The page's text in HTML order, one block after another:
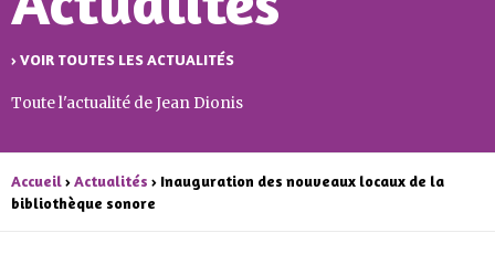
› VOIR TOUTES LES ACTUALITÉS
Toute l'actualité de Jean Dionis
Accueil›Actualités › Inauguration des nouveaux locaux de la
bibliothèque sonore